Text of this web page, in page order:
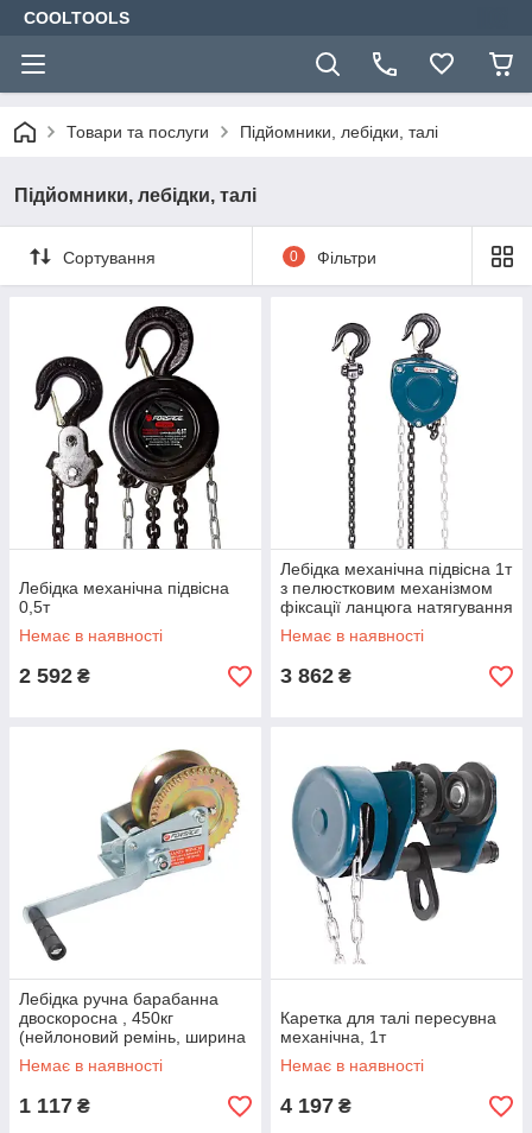
COOLTOOLS
Товари та послуги Підйомники, лебідки, талі
Підйомники, лебідки, талі
Сортування 0 Фільтри
Лебідка механічна підвісна
0,5т
Немає в наявності
2 592 ₴
Лебідка механічна підвісна 1т
з пелюстковим механізмом
фіксації ланцюга натягування
Немає в наявності
3 862 ₴
Лебідка ручна барабанна
двоскоросна , 450кг
(нейлоновий ремінь, ширина
ременя-50ММ, довжина
ременя-1
Немає в наявності
1 117 ₴
Каретка для талі пересувна
механічна, 1т
Немає в наявності
4 197 ₴